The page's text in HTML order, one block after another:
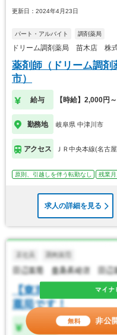
更新日：2024年4月23日
パート・アルバイト 調剤薬局
ドリーム調剤薬局 苗木店 株
薬剤師（ドリーム調
市）
給与 【時給】2,000円～
勤務地 岐阜県 中津川市
アクセス ＪＲ中央本線(名古
原則、引越しを伴う転勤なし 残業
求人の詳細を見る